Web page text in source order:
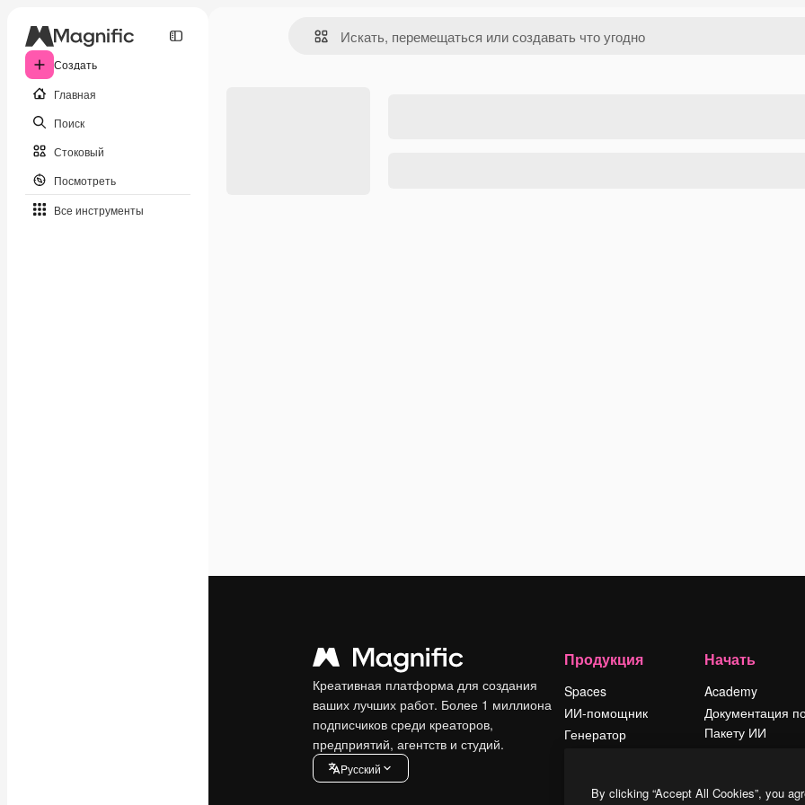
Создать
Главная
Поиск
Стоковый
Посмотреть
Все инструменты
Креативная платформа для создания
ваших лучших работ. Более 1 миллиона
подписчиков среди креаторов,
предприятий, агентств и студий.
Pусский
Продукция
Spaces
ИИ-помощник
Генератор
Начать
Academy
Документация
Пакету ИИ
Условия и
By clicking “Accept All Cookies”, you